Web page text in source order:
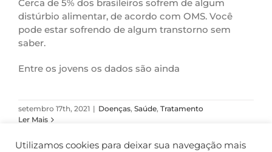
Cerca de 5% dos brasileiros sofrem de algum
distúrbio alimentar, de acordo com OMS. Você
pode estar sofrendo de algum transtorno sem
saber.
Entre os jovens os dados são ainda
setembro 17th, 2021 | Doenças, Saúde, Tratamento
Ler Mais
Utilizamos cookies para deixar sua navegação mais